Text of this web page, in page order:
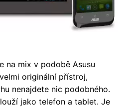
na mix v podobě Asusu
originální přístroj,
nenajdete nic podobného.
jako telefon a tablet. Je